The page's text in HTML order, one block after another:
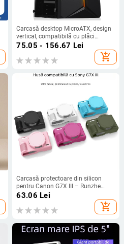
Carcasă desktop MicroATX, design
vertical, compatibilă cu plăci
MicroATX, USB 2.0 frontal, fără
75.05 - 156.67 Lei
add_shopping_cart
Carcasă protectoare din silicon
pentru Canon G7X III – Runzhe
husă moale, anti zgârietură și anti-
cădere, include husă siliconică și
capac de cameră
63.06 Lei
add_shopping_cart